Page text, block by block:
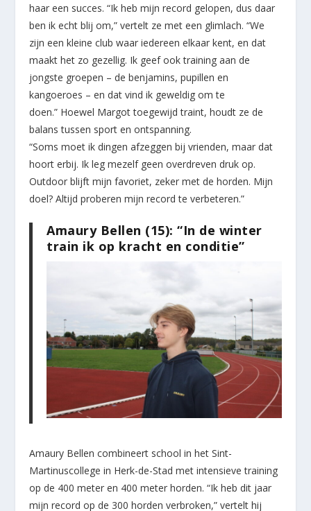
haar een succes. “Ik heb mijn record gelopen, dus daar
ben ik echt blij om,” vertelt ze met een glimlach. “We
zijn een kleine club waar iedereen elkaar kent, en dat
maakt het zo gezellig. Ik geef ook training aan de
jongste groepen – de benjamins, pupillen en
kangoeroes – en dat vind ik geweldig om te
doen.” Hoewel Margot toegewijd traint, houdt ze de
balans tussen sport en ontspanning.
“Soms moet ik dingen afzeggen bij vrienden, maar dat
hoort erbij. Ik leg mezelf geen overdreven druk op.
Outdoor blijft mijn favoriet, zeker met de horden. Mijn
doel? Altijd proberen mijn record te verbeteren.”
Amaury Bellen (15): “In de winter
train ik op kracht en conditie”
Amaury Bellen combineert school in het Sint-
Martinuscollege in Herk-de-Stad met intensieve training
op de 400 meter en 400 meter horden. “Ik heb dit jaar
mijn record op de 300 horden verbroken,” vertelt hij